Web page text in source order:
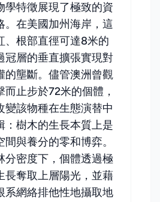
學特徵展現了極致的資
。在美國加州海岸，這
、根部直徑可達8米的
冠層的垂直擴張實現對
的壟斷。儘管澳洲曾觀
而止步於72米的個體，
變該物種在生態演替中
：樹木的生長本質上是
與養分的零和博弈。
分密度下，個體透過極
長奪取上層陽光，並藉
系網絡排他性地攝取地